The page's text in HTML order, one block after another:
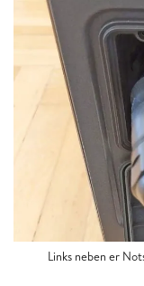
Links neben er